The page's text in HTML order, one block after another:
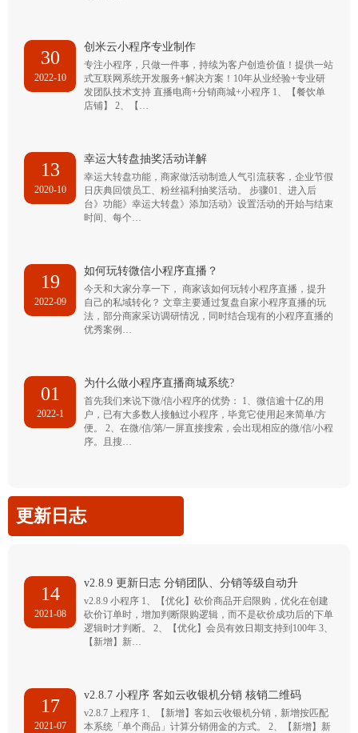
30
2022-10
创米云小程序专业制作
专注小程序，只做一件事，持续为客户创造价值！提供一站
式互联网系统开发服务+解决方案！10年从业经验+专业研
发团队技术支持 直播电商+分销商城+小程序 1、【餐饮单
店铺】 2、【…
13
2020-10
幸运大转盘抽奖活动详解
幸运大转盘功能，商家做活动制造人气引流获客，企业节假
日庆典回馈员工、粉丝福利抽奖活动。 步骤01、进入后
台》功能》幸运大转盘》添加活动》设置活动的开始与结束
时间、每个…
19
2022-09
如何玩转微信小程序直播？
今天和大家分享一下， 商家该如何玩转小程序直播，提升
自己的私域转化？ 文章主要通过复盘自家小程序直播的玩
法，部分商家采访调研情况，同时结合现有的小程序直播的
优秀案例…
01
2022-1
为什么做小程序直播商城系统?
首先我们来说下微/信小程序的优势： 1、微信逾十亿的用
户，已有大多数人接触过小程序，毕竟它使用起来简单/方
便。 2、在微/信/第/一屏直接搜索，会出现相应的微/信/小程
序。且搜…
更新日志
14
2021-08
v2.8.9 更新日志 分销团队、分销等级自动升
v2.8.9 小程序 1、【优化】砍价商品开启限购，优化在创建
砍价订单时，增加判断限购逻辑，而不是砍价成功后的下单
逻辑时才判断。 2、【优化】会员有效日期支持到100年 3、
【新增】新…
17
2021-07
v2.8.7 小程序 客如云收银机分销 核销二维码
v2.8.7 上程序 1、【新增】客如云收银机分销，新增按匹配
本系统「单个商品」计算分销佣金的方式。 2、【新增】新